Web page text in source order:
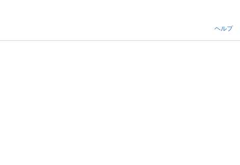
ヘルプ